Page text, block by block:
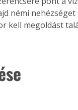
némi
kell megoldást